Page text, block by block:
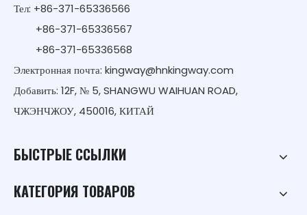
Тел: +86-371-65336566
+86-371-65336567
+86-371-65336568
Электронная почта: kingway@hnkingway.com
Добавить: 12F, № 5, SHANGWU WAIHUAN ROAD,
ЧЖЭНЧЖОУ, 450016, КИТАЙ
БЫСТРЫЕ ССЫЛКИ
КАТЕГОРИЯ ТОВАРОВ